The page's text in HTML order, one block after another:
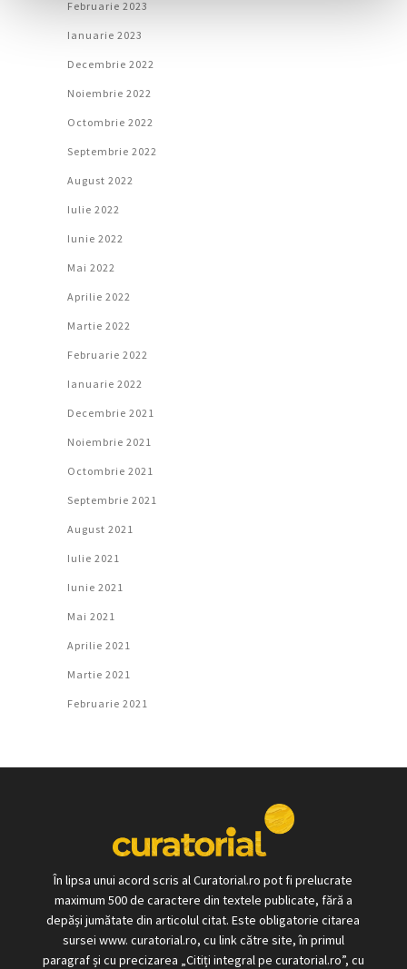
Februarie 2023
Ianuarie 2023
Decembrie 2022
Noiembrie 2022
Octombrie 2022
Septembrie 2022
August 2022
Iulie 2022
Iunie 2022
Mai 2022
Aprilie 2022
Martie 2022
Februarie 2022
Ianuarie 2022
Decembrie 2021
Noiembrie 2021
Octombrie 2021
Septembrie 2021
August 2021
Iulie 2021
Iunie 2021
Mai 2021
Aprilie 2021
Martie 2021
Februarie 2021
În lipsa unui acord scris al Curatorial.ro pot fi prelucrate
maximum 500 de caractere din textele publicate, fără a
depăși jumătate din articolul citat. Este obligatorie citarea
sursei www. curatorial.ro, cu link către site, în primul
paragraf și cu precizarea „Citiți integral pe curatorial.ro”, cu